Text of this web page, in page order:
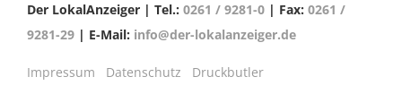
Der LokalAnzeiger | Tel.: 0261 / 9281-0 | Fax: 0261 /
9281-29 | E-Mail: info@der-lokalanzeiger.de
Impressum Datenschutz Druckbutler